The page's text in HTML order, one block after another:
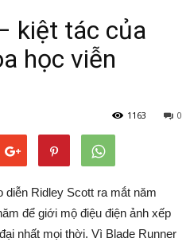
kiệt tác của
học viễn
0
1163
diễn Ridley Scott ra mắt năm
để giới mộ điệu điện ảnh xếp
nhất mọi thời. Vì Blade Runner